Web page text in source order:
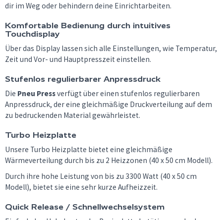
dir im Weg oder behindern deine Einrichtarbeiten.
Komfortable Bedienung durch intuitives
Touchdisplay
Über das Display lassen sich alle Einstellungen, wie Temperatur,
Zeit und Vor- und Hauptpresszeit einstellen.
Stufenlos regulierbarer Anpressdruck
Die Pneu Pressverfügt über einen stufenlos regulierbaren
Anpressdruck, der eine gleichmäßige Druckverteilung auf dem
zu bedruckenden Material gewährleistet.
Turbo Heizplatte
Unsere Turbo Heizplatte bietet eine gleichmäßige
Wärmeverteilung durch bis zu 2 Heizzonen (40 x 50 cm Modell).
Durch ihre hohe Leistung von bis zu 3300 Watt (40 x 50 cm
Modell), bietet sie eine sehr kurze Aufheizzeit.
Quick Release / Schnellwechselsystem